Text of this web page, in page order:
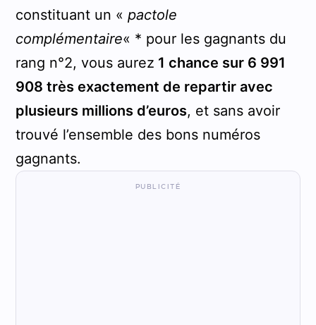
constituant un « pactole
complémentaire« * pour les gagnants du
rang n°2, vous aurez 1 chance sur 6 991
908 très exactement de repartir avec
plusieurs millions d’euros, et sans avoir
trouvé l’ensemble des bons numéros
gagnants.